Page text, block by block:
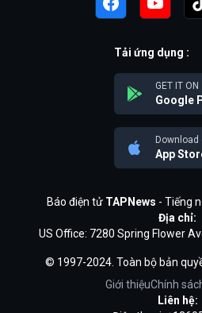
Tải ứng dụng :
GET IT ON
Google
Download
App
Báo điện tử TAPNews - Tiếng
Địa chỉ:
US Office: 7280 Spring Flower
© 1997-2024. Toàn bộ bản
Giới thiệuChính
Liên hệ: